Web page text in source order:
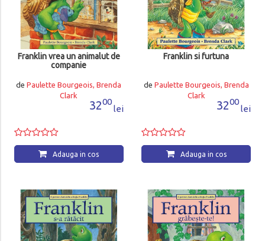
Franklin vrea un animalut de
companie
dePaulette Bourgeois, Brenda
Clark
3200
lei
Adauga in cos
Franklin si furtuna
de Paulette Bourgeois, Brenda
Clark
3200
lei
Adauga in cos